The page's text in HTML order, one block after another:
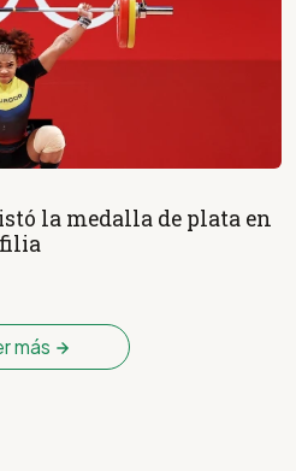
la medalla de plata en
más